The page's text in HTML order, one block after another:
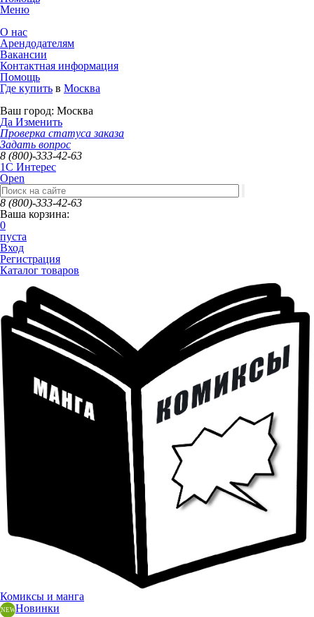
Меню
О нас
Арендодателям
Вакансии
Контактная информация
Помощь
Где купить в Москва
Ваш город: Москва
Да Изменить
Проверка статуса заказа
Задать вопрос
8 (800)-333-42-63
1C Интерес
Open
8 (800)-333-42-63
Ваша корзина:
0
пуста
Вход
Регистрация
Каталог товаров
Комиксы и манга
Новинки